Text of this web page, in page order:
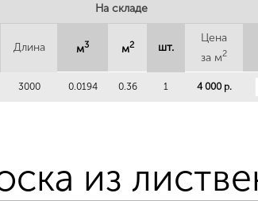
На складе
Длина м3 м2 шт.
Цена
за м2
3000 0.0194 0.36 1 4 000 р.
из